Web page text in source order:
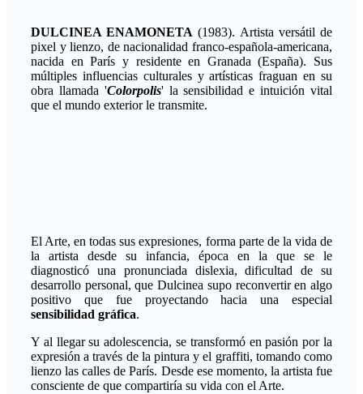
DULCINEA ENAMONETA (1983). Artista versátil de
pixel y lienzo, de nacionalidad franco-española-americana,
nacida en París y residente en Granada (España). Sus
múltiples influencias culturales y artísticas fraguan en su
obra llamada 'Colorpolis' la sensibilidad e intuición vital
que el mundo exterior le transmite.
El Arte, en todas sus expresiones, forma parte de la vida de
la artista desde su infancia, época en la que se le
diagnosticó una pronunciada dislexia, dificultad de su
desarrollo personal, que Dulcinea supo reconvertir en algo
positivo que fue proyectando hacia una especial
sensibilidad gráfica.
Y al llegar su adolescencia, se transformó en pasión por la
expresión a través de la pintura y el graffiti, tomando como
lienzo las calles de París. Desde ese momento, la artista fue
consciente de que compartiría su vida con el Arte.